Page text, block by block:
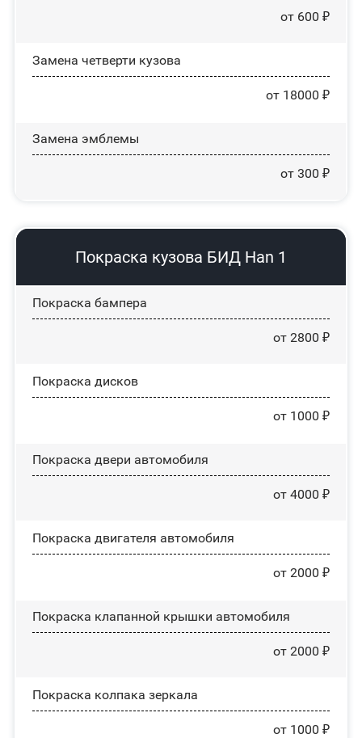
от 600 ₽
Замена четверти кузова
от 18000 ₽
Замена эмблемы
от 300 ₽
Покраска кузова БИД Han 1
Покраска бампера
от 2800 ₽
Покраска дисков
от 1000 ₽
Покраска двери автомобиля
от 4000 ₽
Покраска двигателя автомобиля
от 2000 ₽
Покраска клапанной крышки автомобиля
от 2000 ₽
Покраска колпака зеркала
от 1000 ₽